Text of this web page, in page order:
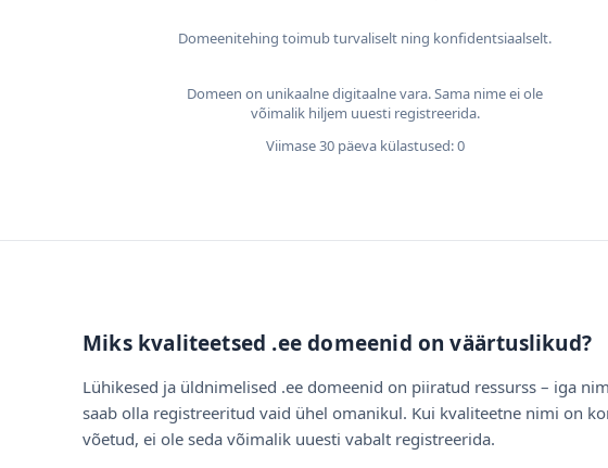
Domeenitehing toimub turvaliselt ning konfidentsiaalselt.
Domeen on unikaalne digitaalne vara. Sama nime ei ole
võimalik hiljem uuesti registreerida.
Viimase 30 päeva külastused: 0
Miks kvaliteetsed .ee domeenid on väärtuslikud?
Lühikesed ja üldnimelised .ee domeenid on piiratud ressurss – iga
saab olla registreeritud vaid ühel omanikul. Kui kvaliteetne nimi on
võetud, ei ole seda võimalik uuesti vabalt registreerida.